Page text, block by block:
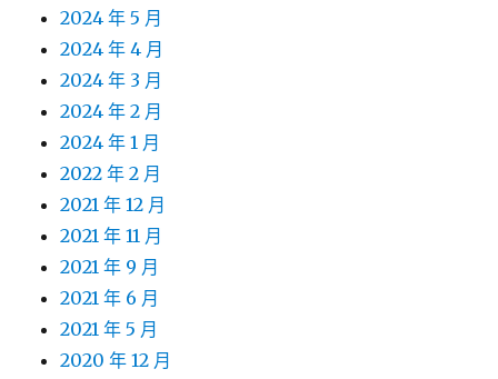
2024 年 5 月
2024 年 4 月
2024 年 3 月
2024 年 2 月
2024 年 1 月
2022 年 2 月
2021 年 12 月
2021 年 11 月
2021 年 9 月
2021 年 6 月
2021 年 5 月
2020 年 12 月